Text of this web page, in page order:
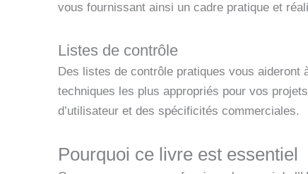
vous fournissant ainsi un cadre pratique et
Listes de contrôle
Des listes de contrôle pratiques vous aideront
techniques les plus appropriés pour vos
d’utilisateur et des spécificités commerciales.
Pourquoi ce livre est essentiel